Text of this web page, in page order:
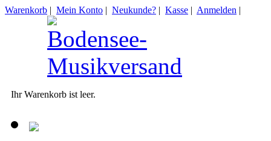
Warenkorb | Mein Konto | Neukunde? | Kasse | Anmelden |
Ihr Warenkorb ist leer.